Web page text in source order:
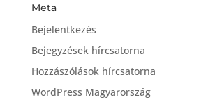
Meta
Bejelentkezés
Bejegyzések hírcsatorna
Hozzászólások hírcsatorna
WordPress Magyarország